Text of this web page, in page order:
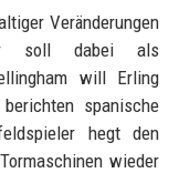
Veränderungen
soll dabei als
will Erling
spanische
hegt den
wieder